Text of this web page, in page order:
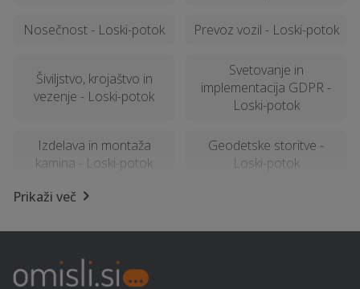
Nosečnost - Loski-potok Prevoz vozil - Loski-potok
Šiviljstvo, krojaštvo in
vezenje - Loski-potok
Svetovanje in
implementacija GDPR -
Loski-potok
Izdelava in montaža
kamina - Loski-potok
Geodetske storitve -
Loski-potok
potok
Pravno svetovanje in
Prikaži več